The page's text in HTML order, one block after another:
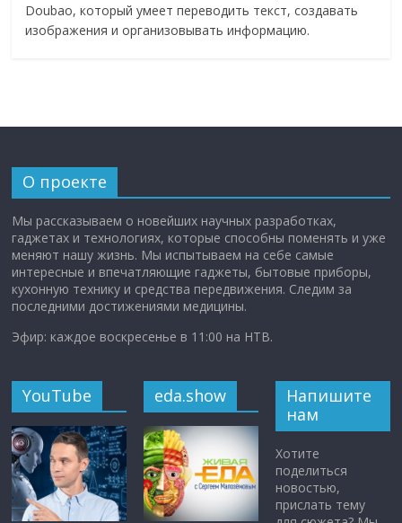
Doubao, который умеет переводить текст, создавать
изображения и организовывать информацию.
О проекте
Мы рассказываем о новейших научных разработках,
гаджетах и технологиях, которые способны поменять и уже
меняют нашу жизнь. Мы испытываем на себе самые
интересные и впечатляющие гаджеты, бытовые приборы,
кухонную технику и средства передвижения. Следим за
последними достижениями медицины.
Эфир: каждое воскресенье в 11:00 на НТВ.
YouTube eda.show
Напишите
нам
Хотите
поделиться
новостью,
прислать тему